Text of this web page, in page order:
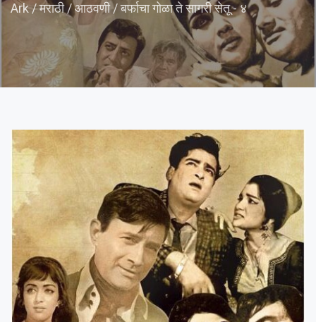
Ark/मराठी/आठवणी/बर्फाचा गोळा ते सागरी सेतू - ४